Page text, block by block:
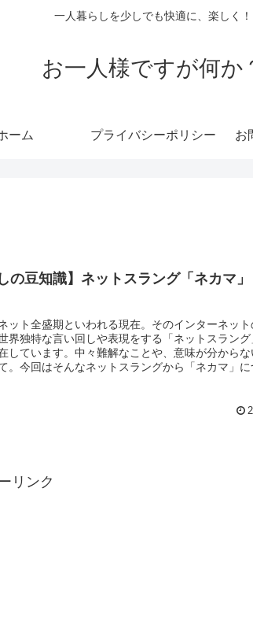
一人暮らしを少しでも快適に、楽しく！
お一人様ですが何か
ーム プライバシーポリシー お
の豆知識】ネットスラング「ネカマ
ット全盛期といわれる現在。そのインターネッ
界独特な言い回しや表現をする「ネットスラング
しています。中々難解なことや、意味が分からな
。今回はそんなネットスラングから「ネカマ」に
リンク